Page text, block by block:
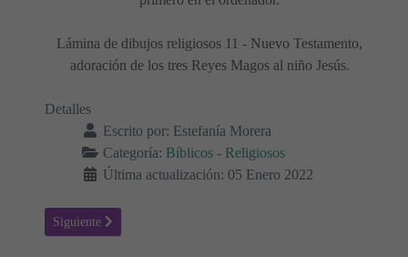
Lámina de dibujos religiosos 11 - Nuevo Testamento,
adoración de los tres Reyes Magos al niño Jesús.
Detalles
Escrito por: Estefanía Morera
Categoría: Bíblicos - Religiosos
Última actualización: 05 Enero 2022
Artículo siguiente: Dibujo Virgen del Pilar - Colorear Dibujos
Siguiente